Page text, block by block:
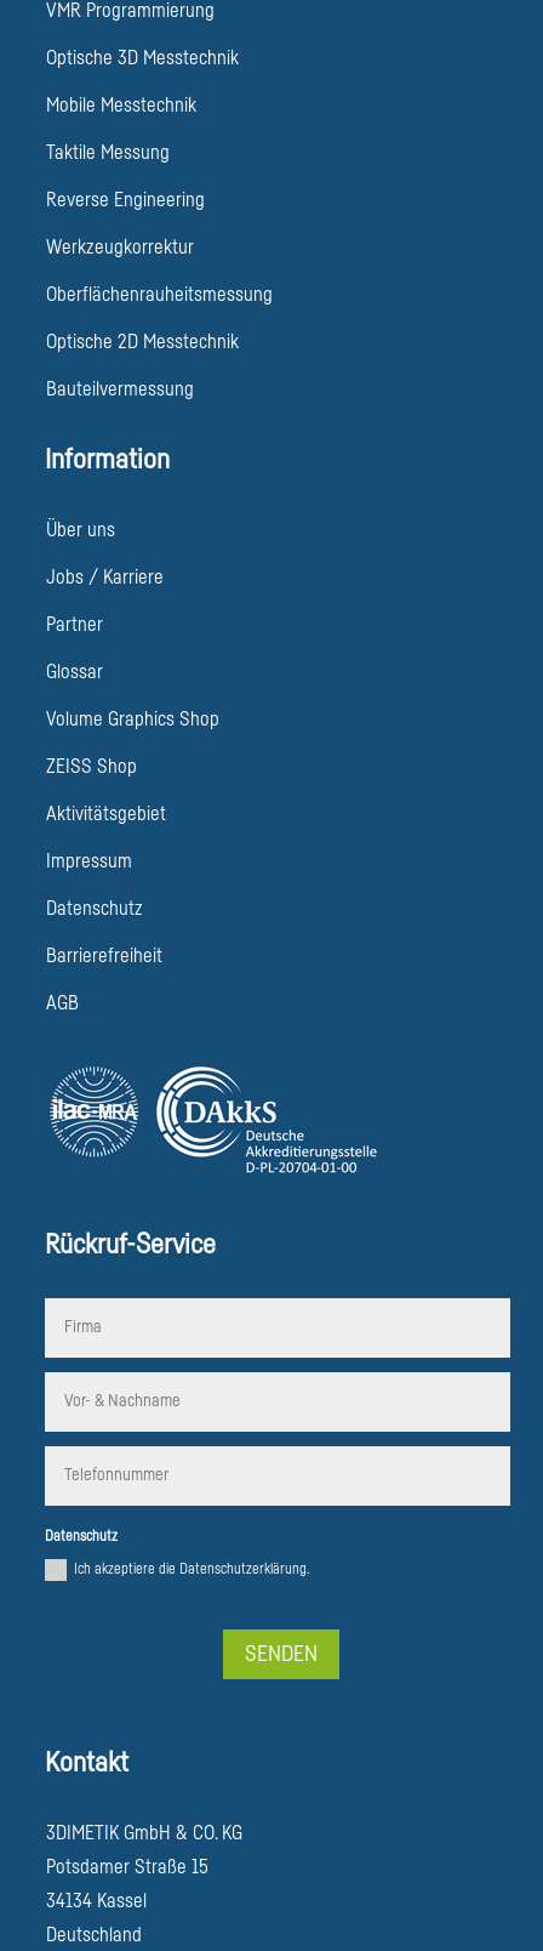
VMR Programmierung
Optische 3D Messtechnik
Mobile Messtechnik
Taktile Messung
Reverse Engineering
Werkzeugkorrektur
Oberflächenrauheitsmessung
Optische 2D Messtechnik
Bauteilvermessung
Information
Über uns
Jobs / Karriere
Partner
Glossar
Volume Graphics Shop
ZEISS Shop
Aktivitätsgebiet
Impressum
Datenschutz
Barrierefreiheit
AGB
Rückruf-Service
Datenschutz
Ich akzeptiere die Datenschutzerklärung.
SENDEN
Kontakt
3DIMETIK GmbH & CO. KG
Potsdamer Straße 15
34134 Kassel
Deutschland